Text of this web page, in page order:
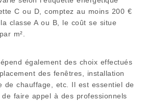
C ou D, comptez au moins 200 €
classe A ou B, le coût se situe
m².
également des choix effectués
des fenêtres, installation
de chauffage, etc. Il est essentiel de
faire appel à des professionnels